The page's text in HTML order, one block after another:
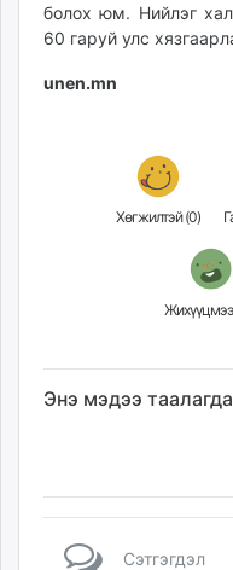
болох юм. Нийлэг
60 гаруй улс
unen.mn
Хөгжилтэй (0)
Энэ мэдээ
Сэтгэгдэл